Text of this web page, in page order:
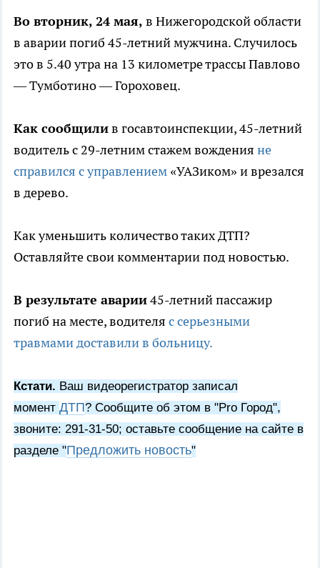
Во вторник, 24 мая, в Нижегородской области
в аварии погиб 45-летний мужчина. Случилось
это в 5.40 утра на 13 километре трассы Павлово
— Тумботино — Гороховец.
Как сообщилив госавтоинспекции, 45-летний
водитель с 29-летним стажем вождения не
справился с управлением «УАЗиком» и врезался
в дерево.
Как уменьшить количество таких ДТП?
Оставляйте свои комментарии под новостью.
В результате аварии45-летний пассажир
погиб на месте, водителя с серьезными
травмами доставили в больницу.
Кстати. Ваш видеорегистратор записал
момент ДТП? Сообщите об этом в "Pro Город",
звоните: 291-31-50; оставьте сообщение на сайте в
разделе "Предложить новость"